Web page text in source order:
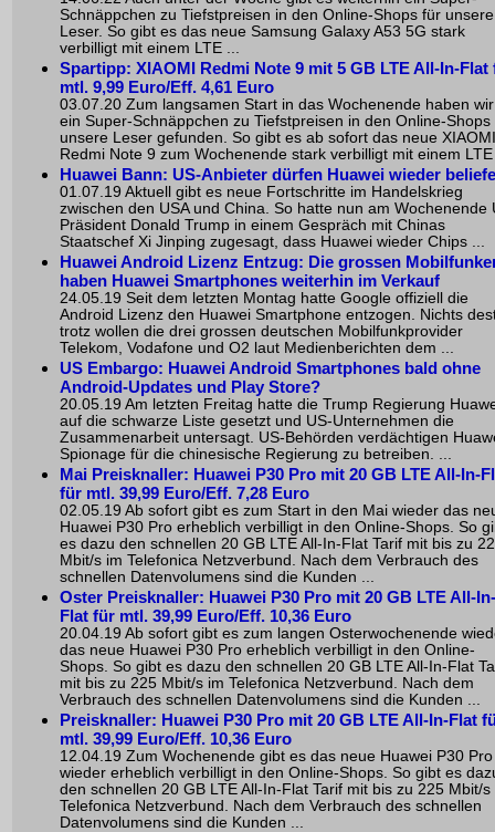
Schnäppchen zu Tiefstpreisen in den Online-Shops für unsere
Leser. So gibt es das neue Samsung Galaxy A53 5G stark
verbilligt mit einem LTE ...
Spartipp: XIAOMI Redmi Note 9 mit 5 GB LTE All-In-Flat
mtl. 9,99 Euro/Eff. 4,61 Euro
03.07.20 Zum langsamen Start in das Wochenende haben wir
ein Super-Schnäppchen zu Tiefstpreisen in den Online-Shops
unsere Leser gefunden. So gibt es ab sofort das neue XIAOMI
Redmi Note 9 zum Wochenende stark verbilligt mit einem
Huawei Bann: US-Anbieter dürfen Huawei wieder
01.07.19 Aktuell gibt es neue Fortschritte im Handelskrieg
zwischen den USA und China. So hatte nun am Wochenende
Präsident Donald Trump in einem Gespräch mit Chinas
Staatschef Xi Jinping zugesagt, dass Huawei wieder Chips ...
Huawei Android Lizenz Entzug: Die grossen
haben Huawei Smartphones weiterhin im Verkauf
24.05.19 Seit dem letzten Montag hatte Google offiziell die
Android Lizenz den Huawei Smartphone entzogen. Nichts
trotz wollen die drei grossen deutschen Mobilfunkprovider
Telekom, Vodafone und O2 laut Medienberichten dem ...
US Embargo: Huawei Android Smartphones bald ohne
Android-Updates und Play Store?
20.05.19 Am letzten Freitag hatte die Trump Regierung
auf die schwarze Liste gesetzt und US-Unternehmen die
Zusammenarbeit untersagt. US-Behörden verdächtigen
Spionage für die chinesische Regierung zu betreiben. ...
Mai Preisknaller: Huawei P30 Pro mit 20 GB LTE All-In-
für mtl. 39,99 Euro/Eff. 7,28 Euro
02.05.19 Ab sofort gibt es zum Start in den Mai wieder das
Huawei P30 Pro erheblich verbilligt in den Online-Shops. So
es dazu den schnellen 20 GB LTE All-In-Flat Tarif mit bis zu
Mbit/s im Telefonica Netzverbund. Nach dem Verbrauch des
schnellen Datenvolumens sind die Kunden ...
Oster Preisknaller: Huawei P30 Pro mit 20 GB LTE All-In-
Flat für mtl. 39,99 Euro/Eff. 10,36 Euro
20.04.19 Ab sofort gibt es zum langen Osterwochenende
das neue Huawei P30 Pro erheblich verbilligt in den Online-
Shops. So gibt es dazu den schnellen 20 GB LTE All-In-Flat
mit bis zu 225 Mbit/s im Telefonica Netzverbund. Nach dem
Verbrauch des schnellen Datenvolumens sind die Kunden ...
Preisknaller: Huawei P30 Pro mit 20 GB LTE All-In-Flat
mtl. 39,99 Euro/Eff. 10,36 Euro
12.04.19 Zum Wochenende gibt es das neue Huawei P30 Pro
wieder erheblich verbilligt in den Online-Shops. So gibt es
den schnellen 20 GB LTE All-In-Flat Tarif mit bis zu 225 Mbit/s
Telefonica Netzverbund. Nach dem Verbrauch des schnellen
Datenvolumens sind die Kunden ...